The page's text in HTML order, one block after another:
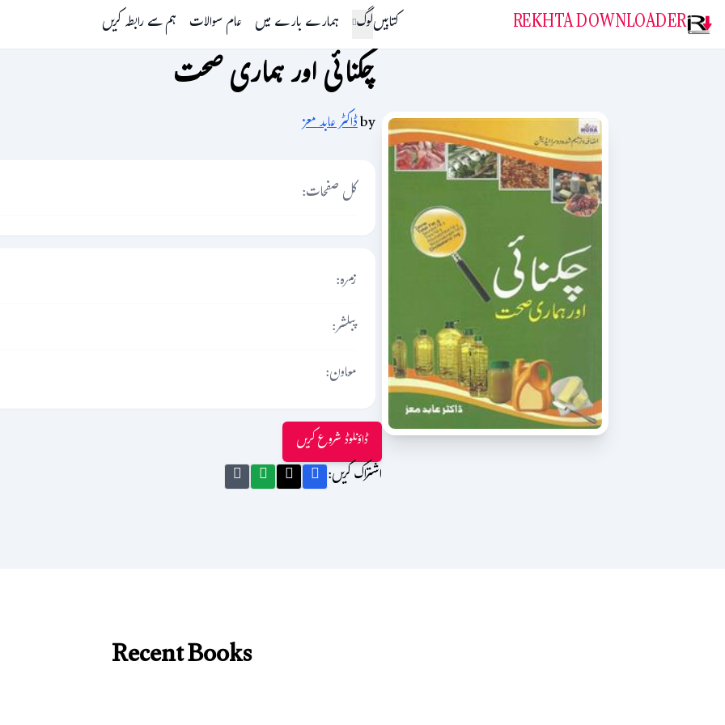
REKHTA DOWNLOADER کتابیںلوگ ہمارے بارے میں عام سوالات ہم سے رابطہ کریں
چکنائی اور ہماری صحت
byڈاکٹر عابد معز
کل صفحات:
زمرہ:
پبلشر:
معاون:
ڈاؤنلوڈ شروع کریں
اشتراک کریں:
Recent Books